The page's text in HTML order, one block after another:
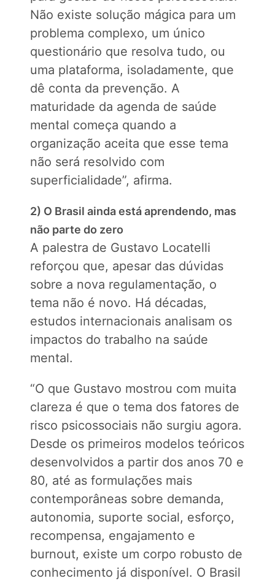
Não existe solução mágica para um
problema complexo, um único
questionário que resolva tudo, ou
uma plataforma, isoladamente, que
dê conta da prevenção. A
maturidade da agenda de saúde
mental começa quando a
organização aceita que esse tema
não será resolvido com
superficialidade”, afirma.
2) O Brasil ainda está aprendendo, mas
não parte do zero
A palestra de Gustavo Locatelli
reforçou que, apesar das dúvidas
sobre a nova regulamentação, o
tema não é novo. Há décadas,
estudos internacionais analisam os
impactos do trabalho na saúde
mental.
“O que Gustavo mostrou com muita
clareza é que o tema dos fatores de
risco psicossociais não surgiu agora.
Desde os primeiros modelos teóricos
desenvolvidos a partir dos anos 70 e
80, até as formulações mais
contemporâneas sobre demanda,
autonomia, suporte social, esforço,
recompensa, engajamento e
burnout, existe um corpo robusto de
conhecimento já disponível. O Brasil